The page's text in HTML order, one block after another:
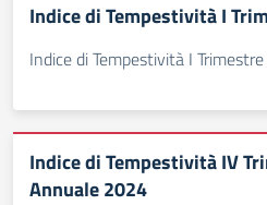
Indice di Tempestività I
Indice di Tempestività I
Indice di Tempestività IV
Annuale 2024